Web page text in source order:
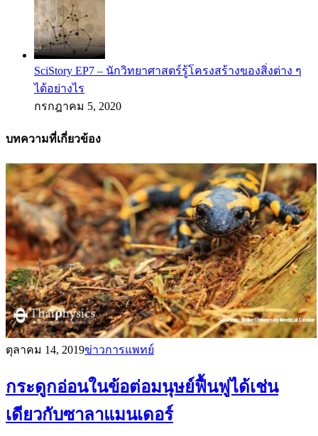
SciStory EP7 – นักวิทยาศาสตร์รู้โครงสร้างของสิ่งต่าง ๆ
ได้อย่างไร
กรกฎาคม 5, 2020
บทความที่เกี่ยวข้อง
ตุลาคม 14, 2019ข่าวการแพทย์
กระดูกอ่อนในข้อต่อมนุษย์ฟื้นฟูได้เช่น
เดียวกับซาลาแมนเดอร์